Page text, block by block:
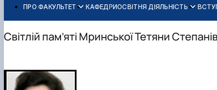
ПРО ФАКУЛЬТЕТ
Історія факультету
Адміністрація факультету
КАФЕДРИОСВІТНЯ ДІЯЛЬНІСТЬ
Бакалаврат
Магістратура
Розклад
Практичне навчання
Загальна інформація
Бакалавр
Магістр
Міжнародні партнери
Міжнародні програми з можливістю отримання
Англомовна магістратура/ English speaking MSc
Світлій пам’яті Мринської Тетяни